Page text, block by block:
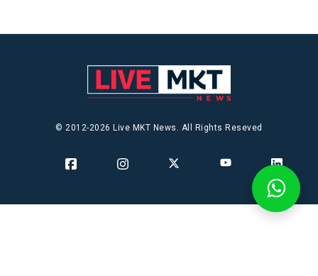
© 2012-2026 Live MKT News. All Rights Reseved